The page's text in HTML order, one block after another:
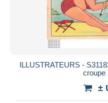
ILLUSTRATEURS -
croupe
±